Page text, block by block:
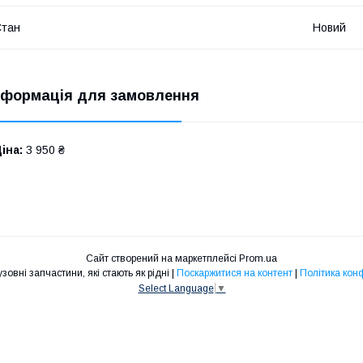
Новий
для замовлення
3 950 ₴
Сайт створений на маркетплейсі Prom.ua
Кузов Топ - кузовні запчастини, які стають як рідні | Поскаржитися на контент | Політика
Select Language ▼